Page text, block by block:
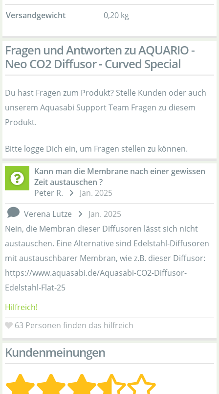
Versandgewicht
0,20 kg
Fragen und Antworten zu AQUARIO -
Neo CO2 Diffusor - Curved Special
Du hast Fragen zum Produkt? Stelle Kunden oder auch
unserem Aquasabi Support Team Fragen zu diesem
Produkt.
Bitte logge Dich ein, um Fragen stellen zu können.
Kann man die Membrane nach einer gewissen
Zeit austauschen ?
Peter R.
Jan. 2025
Verena Lutze
Jan. 2025
Nein, die Membran dieser Diffusoren lässt sich nicht
austauschen. Eine Alternative sind Edelstahl-Diffusoren
mit austauschbarer Membran, wie z.B. dieser Diffusor:
https://www.aquasabi.de/Aquasabi-CO2-Diffusor-
Edelstahl-Flat-25
Hilfreich!
63 Personen finden das hilfreich
Kundenmeinungen